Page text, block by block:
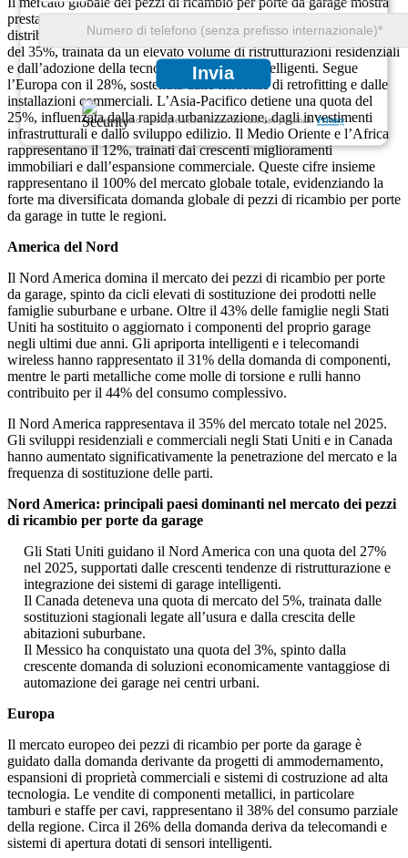
Invia
Garantiamo la completa riservatezza dei tuoi dati personali.Privacy
prestazioni regionali costanti con modelli distinti di domanda e
distribuzione. Il Nord America è in testa con una quota di mercato
del 35%, trainata da un elevato volume di ristrutturazioni residenziali
e dall’adozione della tecnologia dei garage intelligenti. Segue
l’Europa con il 28%, sostenuta dalle tendenze di retrofitting e dalle
installazioni commerciali. L’Asia-Pacifico detiene una quota del
25%, influenzata dalla rapida urbanizzazione, dagli investimenti
infrastrutturali e dallo sviluppo edilizio. Il Medio Oriente e l’Africa
rappresentano il 12%, trainati dai crescenti miglioramenti
immobiliari e dall’espansione commerciale. Queste cifre insieme
rappresentano il 100% del mercato globale totale, evidenziando la
forte ma diversificata domanda globale di pezzi di ricambio per porte
da garage in tutte le regioni.
America del Nord
Il Nord America domina il mercato dei pezzi di ricambio per porte
da garage, spinto da cicli elevati di sostituzione dei prodotti nelle
famiglie suburbane e urbane. Oltre il 43% delle famiglie negli Stati
Uniti ha sostituito o aggiornato i componenti del proprio garage
negli ultimi due anni. Gli apriporta intelligenti e i telecomandi
wireless hanno rappresentato il 31% della domanda di componenti,
mentre le parti metalliche come molle di torsione e rulli hanno
contribuito per il 44% del consumo complessivo.
Il Nord America rappresentava il 35% del mercato totale nel 2025.
Gli sviluppi residenziali e commerciali negli Stati Uniti e in Canada
hanno aumentato significativamente la penetrazione del mercato e la
frequenza di sostituzione delle parti.
Nord America: principali paesi dominanti nel mercato dei pezzi
di ricambio per porte da garage
Gli Stati Uniti guidano il Nord America con una quota del 27%
nel 2025, supportati dalle crescenti tendenze di ristrutturazione e
integrazione dei sistemi di garage intelligenti.
Il Canada deteneva una quota di mercato del 5%, trainata dalle
sostituzioni stagionali legate all’usura e dalla crescita delle
abitazioni suburbane.
Il Messico ha conquistato una quota del 3%, spinto dalla
crescente domanda di soluzioni economicamente vantaggiose di
automazione dei garage nei centri urbani.
Europa
Il mercato europeo dei pezzi di ricambio per porte da garage è
guidato dalla domanda derivante da progetti di ammodernamento,
espansioni di proprietà commerciali e sistemi di costruzione ad alta
tecnologia. Le vendite di componenti metallici, in particolare
tamburi e staffe per cavi, rappresentano il 38% del consumo parziale
della regione. Circa il 26% della domanda deriva da telecomandi e
sistemi di apertura dotati di sensori intelligenti.